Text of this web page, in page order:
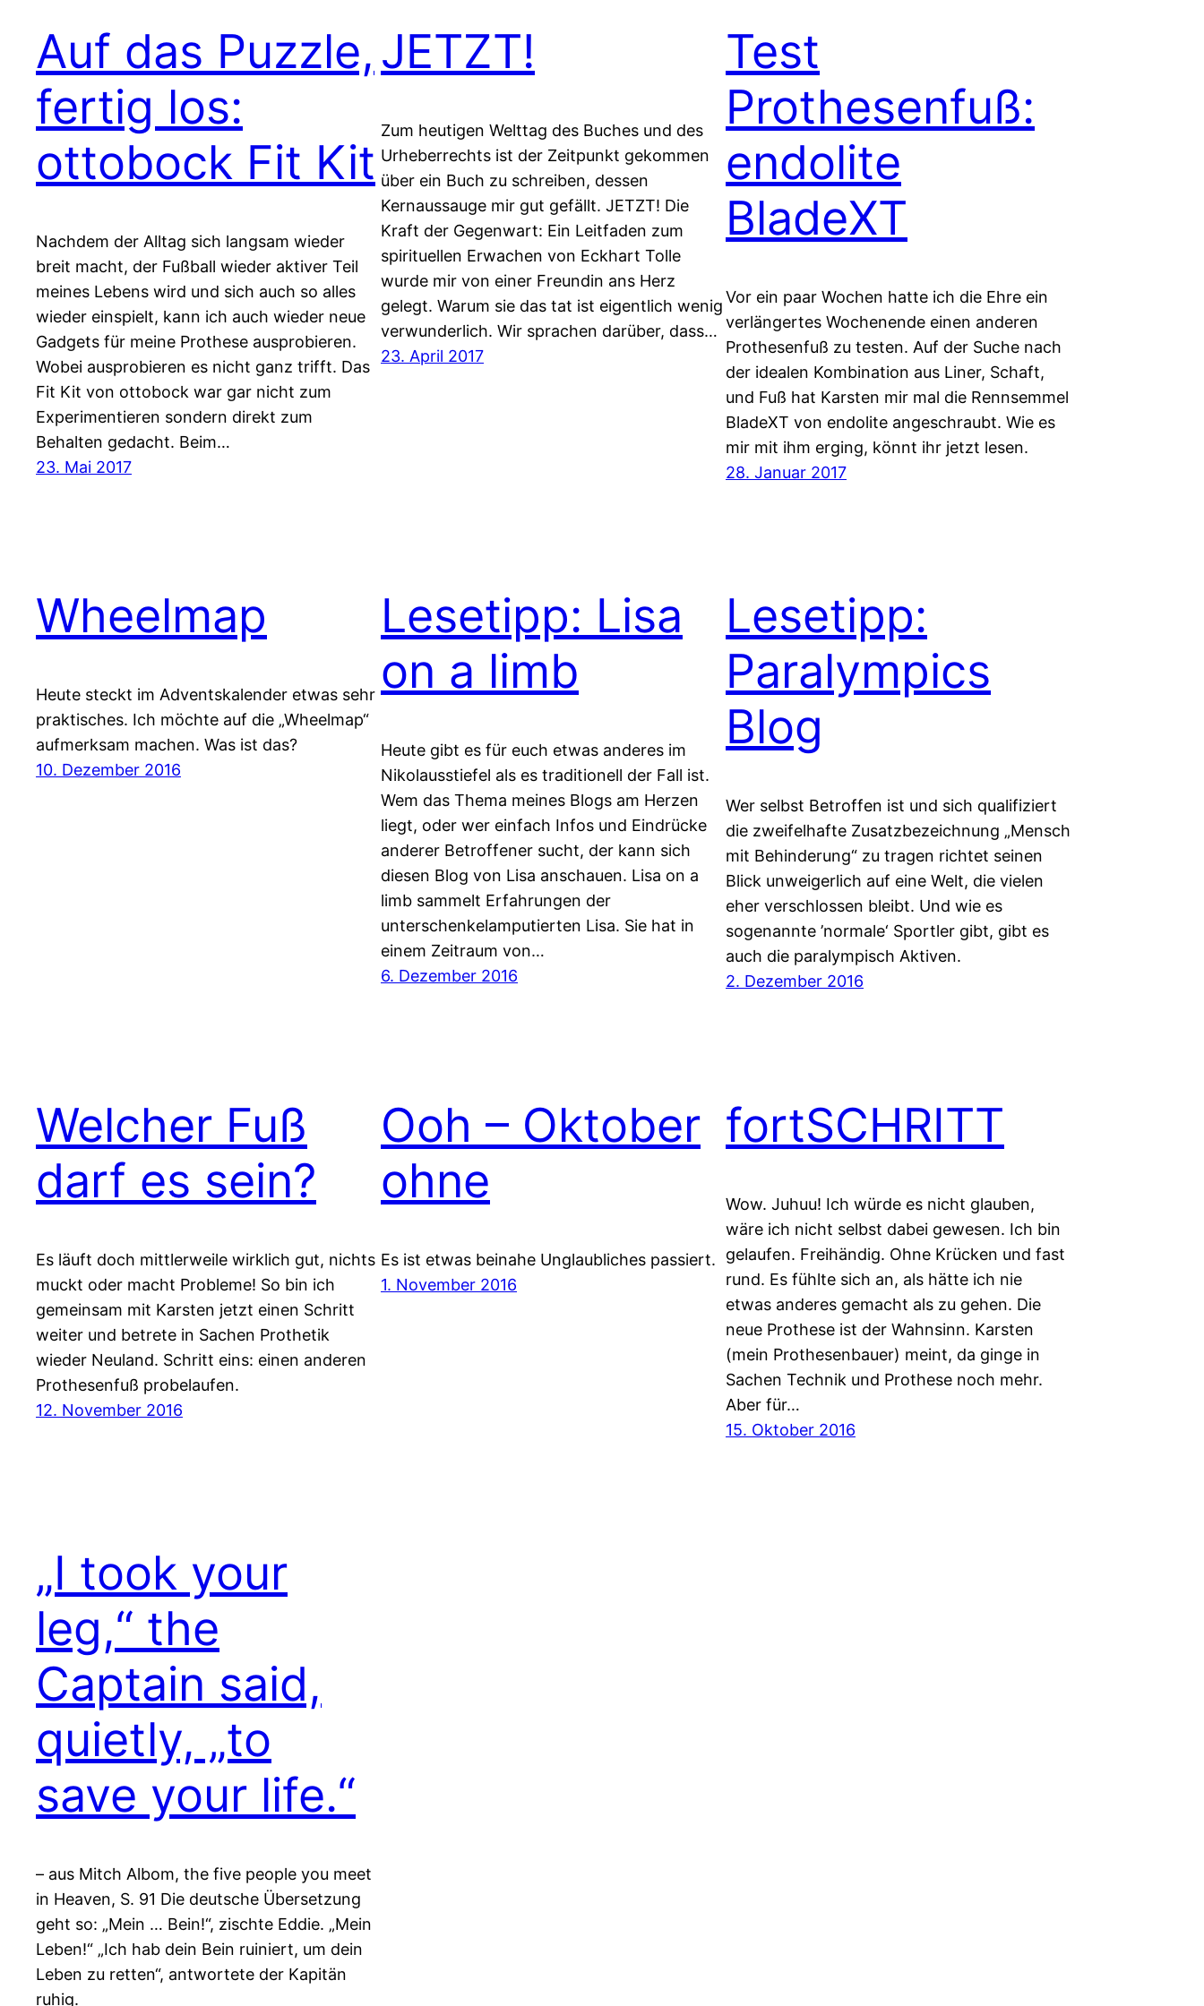
Auf das Puzzle,
fertig los:
ottobock Fit Kit
Nachdem der Alltag sich langsam wieder
breit macht, der Fußball wieder aktiver Teil
meines Lebens wird und sich auch so alles
wieder einspielt, kann ich auch wieder neue
Gadgets für meine Prothese ausprobieren.
Wobei ausprobieren es nicht ganz trifft. Das
Fit Kit von ottobock war gar nicht zum
Experimentieren sondern direkt zum
Behalten gedacht. Beim…
23. Mai 2017
JETZT!
Zum heutigen Welttag des Buches und des
Urheberrechts ist der Zeitpunkt gekommen
über ein Buch zu schreiben, dessen
Kernaussauge mir gut gefällt. JETZT! Die
Kraft der Gegenwart: Ein Leitfaden zum
spirituellen Erwachen von Eckhart Tolle
wurde mir von einer Freundin ans Herz
gelegt. Warum sie das tat ist eigentlich wenig
verwunderlich. Wir sprachen darüber, dass…
23. April 2017
Test
Prothesenfuß:
endolite
BladeXT
Vor ein paar Wochen hatte ich die Ehre ein
verlängertes Wochenende einen anderen
Prothesenfuß zu testen. Auf der Suche nach
der idealen Kombination aus Liner, Schaft,
und Fuß hat Karsten mir mal die Rennsemmel
BladeXT von endolite angeschraubt. Wie es
mir mit ihm erging, könnt ihr jetzt lesen.
28. Januar 2017
Wheelmap
Heute steckt im Adventskalender etwas sehr
praktisches. Ich möchte auf die „Wheelmap“
aufmerksam machen. Was ist das?
10. Dezember 2016
Lesetipp: Lisa
on a limb
Heute gibt es für euch etwas anderes im
Nikolausstiefel als es traditionell der Fall ist.
Wem das Thema meines Blogs am Herzen
liegt, oder wer einfach Infos und Eindrücke
anderer Betroffener sucht, der kann sich
diesen Blog von Lisa anschauen. Lisa on a
limb sammelt Erfahrungen der
unterschenkelamputierten Lisa. Sie hat in
einem Zeitraum von…
6. Dezember 2016
Lesetipp:
Paralympics
Blog
Wer selbst Betroffen ist und sich qualifiziert
die zweifelhafte Zusatzbezeichnung „Mensch
mit Behinderung“ zu tragen richtet seinen
Blick unweigerlich auf eine Welt, die vielen
eher verschlossen bleibt. Und wie es
sogenannte ’normale‘ Sportler gibt, gibt es
auch die paralympisch Aktiven.
2. Dezember 2016
Welcher Fuß
darf es sein?
Es läuft doch mittlerweile wirklich gut, nichts
muckt oder macht Probleme! So bin ich
gemeinsam mit Karsten jetzt einen Schritt
weiter und betrete in Sachen Prothetik
wieder Neuland. Schritt eins: einen anderen
Prothesenfuß probelaufen.
12. November 2016
Ooh – Oktober
ohne
Es ist etwas beinahe Unglaubliches passiert.
1. November 2016
fortSCHRITT
Wow. Juhuu! Ich würde es nicht glauben,
wäre ich nicht selbst dabei gewesen. Ich bin
gelaufen. Freihändig. Ohne Krücken und fast
rund. Es fühlte sich an, als hätte ich nie
etwas anderes gemacht als zu gehen. Die
neue Prothese ist der Wahnsinn. Karsten
(mein Prothesenbauer) meint, da ginge in
Sachen Technik und Prothese noch mehr.
Aber für…
15. Oktober 2016
„I took your
leg,“ the
Captain said,
quietly, „to
save your life.“
– aus Mitch Albom, the five people you meet
in Heaven, S. 91 Die deutsche Übersetzung
geht so: „Mein … Bein!“, zischte Eddie. „Mein
Leben!“ „Ich hab dein Bein ruiniert, um dein
Leben zu retten“, antwortete der Kapitän
ruhig.